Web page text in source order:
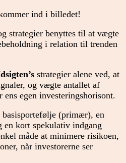
ind i billedet!
strategier benyttes til at vægte
i relation til trenden
strategier alene ved, at
og vægte antallet af
egen investeringshorisont.
basisportefølje (primær), en
kort spekulativ indgang
måde at minimere risikoen,
når investorerne ser